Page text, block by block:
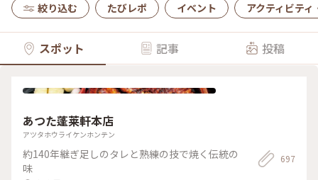
絞り込む たびレポ イベント アクティビティ
スポット 記事 投稿
あつた蓬莱軒本店
アツタホウライケンホンテン
約140年継ぎ足しのタレと熟練の技で焼く伝統の
味
697